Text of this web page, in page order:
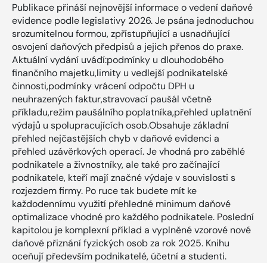
Publikace přináší nejnovější informace o vedení daňové
evidence podle legislativy 2026. Je psána jednoduchou
srozumitelnou formou, zpřístupňující a usnadňující
osvojení daňových předpisů a jejich přenos do praxe.
Aktuální vydání uvádí:podmínky u dlouhodobého
finančního majetku,limity u vedlejší podnikatelské
činnosti,podmínky vrácení odpočtu DPH u
neuhrazených faktur,stravovací paušál včetně
příkladu,režim paušálního poplatníka,přehled uplatnění
výdajů u spolupracujících osob.Obsahuje základní
přehled nejčastějších chyb v daňové evidenci a
přehled uzávěrkových operací. Je vhodná pro zaběhlé
podnikatele a živnostníky, ale také pro začínající
podnikatele, kteří mají značné výdaje v souvislosti s
rozjezdem firmy. Po ruce tak budete mít ke
každodennímu využití přehledné minimum daňové
optimalizace vhodné pro každého podnikatele. Poslední
kapitolou je komplexní příklad a vyplněné vzorové nové
daňové přiznání fyzických osob za rok 2025. Knihu
oceňují především podnikatelé, účetní a studenti.